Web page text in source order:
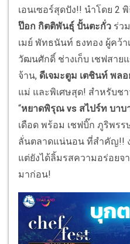
เอนเซอร์สุดปัง!! นำโดย 2
ป๊อก กิตติพันธุ์ ปั้นตะกั่ว ร่ว
เมย์ พัทธนันท์ ธงทอง ผู้คว้
วัฒนศักดิ์ ช่างเก็บ เชฟสาย
จ้าน, ดีเจมะตูม เตชินท์ พลอ
แม่ และพิเศษสุด! สำหรับช
“หยาดพิรุณ vs สไปร์ท บาบ
เดือด พร้อม เชฟบิ๊ก ภูริพร
ลั่นตลาดแน่นอน ที่สำคัญ!!
แต่ยังได้ลิ้มรสความอร่อย
มาก่อน!